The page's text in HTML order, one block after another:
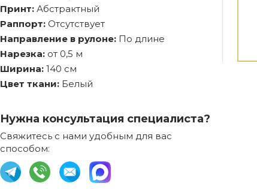
Принт: Абстрактный
Раппорт: Отсутствует
Направление в рулоне: По длине
Нарезка: от 0,5 м
Ширина: 140 см
Цвет ткани: Белый
Нужна консультация специалиста?
Свяжитесь с нами удобным для вас
способом: